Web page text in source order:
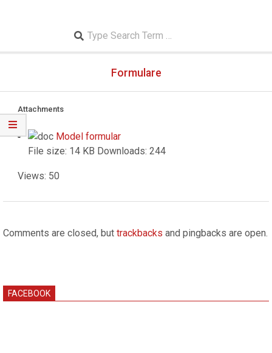
Search
Formulare
Attachments
Model formular
File size: 14 KB Downloads: 244
Views: 50
08
Comments are closed, but trackbacks and pingbacks are open.
FACEBOOK